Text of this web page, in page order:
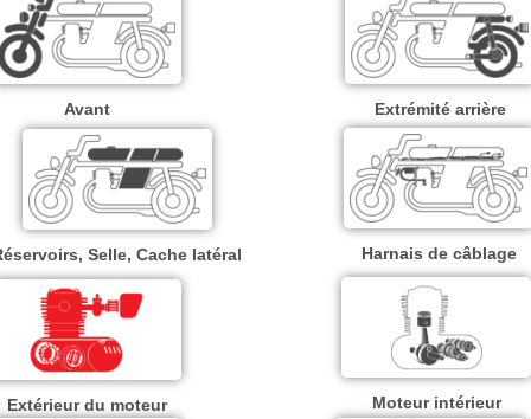
Avant Extrémité arrière
Selle, Cache latéral Harnais de câblage
Extérieur du moteur Moteur intérieur​